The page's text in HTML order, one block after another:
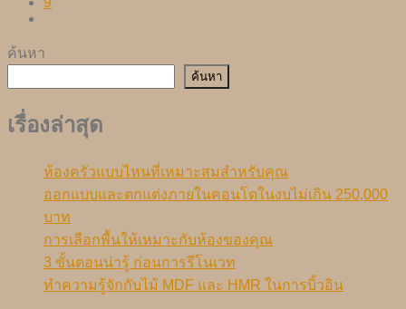
ค้นหา
ค้นหา
เรื่องล่าสุด
ห้องครัวแบบไหนที่เหมาะสมสำหรับคุณ
ออกแบบและตกแต่งภายในคอนโดในงบไม่เกิน 250,000
บาท
การเลือกพื้นให้เหมาะกับห้องของคุณ
3 ขั้นตอนน่ารู้ ก่อนการรีโนเวท
ทำความรู้จักกับไม้ MDF และ HMR ในการบิ้วอิน